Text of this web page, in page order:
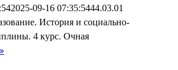
2025-09-16 07:35:5444.03.01
История и социально-
4 курс. Очная
»